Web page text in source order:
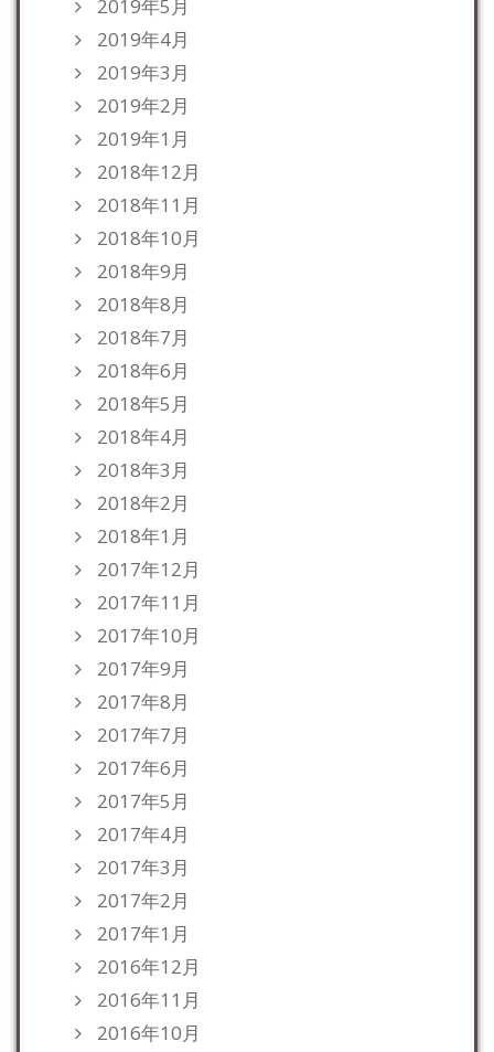
2019年5月
2019年4月
2019年3月
2019年2月
2019年1月
2018年12月
2018年11月
2018年10月
2018年9月
2018年8月
2018年7月
2018年6月
2018年5月
2018年4月
2018年3月
2018年2月
2018年1月
2017年12月
2017年11月
2017年10月
2017年9月
2017年8月
2017年7月
2017年6月
2017年5月
2017年4月
2017年3月
2017年2月
2017年1月
2016年12月
2016年11月
2016年10月